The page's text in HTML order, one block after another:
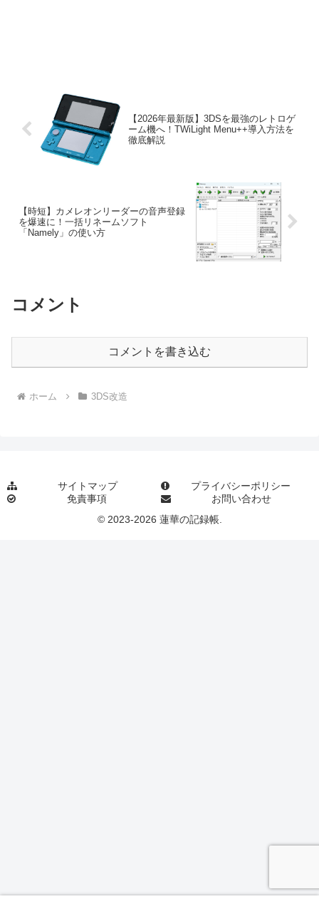
【2026年最新版】3DSを最強のレトロゲ
ーム機へ！TWiLight Menu++導入方法を
徹底解説
【時短】カメレオンリーダーの音声登録
を爆速に！一括リネームソフト
「Namely」の使い方
コメント
コメントを書き込む
ホーム 3DS改造
サイトマップ
プライバシーポリシー
免責事項
お問い合わせ
© 2023-2026 蓮華の記録帳.